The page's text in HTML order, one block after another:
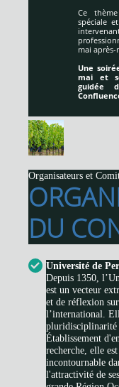
Ce
spéciale
mai
Une
mai et
guidée
Organisateurs et
DU
Université de
Depuis 1350,
est un vecteur
et de réflexion
l’international.
pluridisciplinarité
Établissement
recherche, elle
incontournable
l'attractivité de